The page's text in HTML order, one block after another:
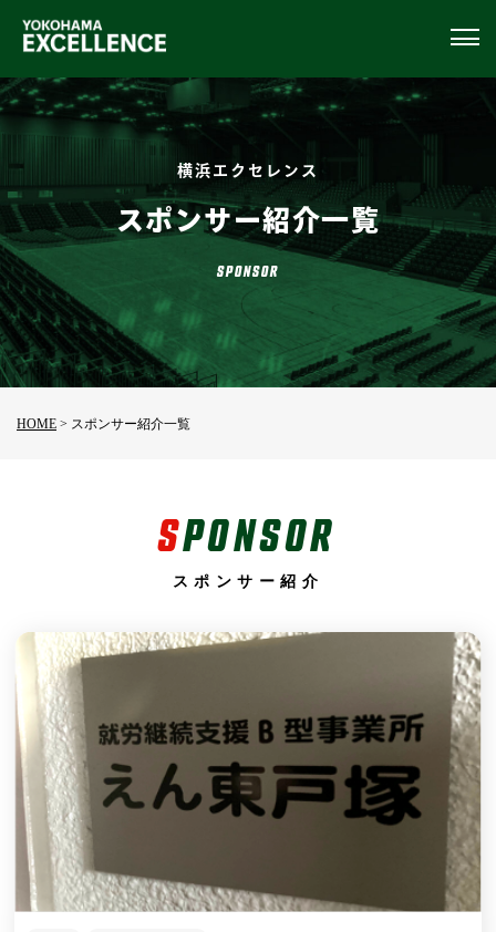
横浜エクセレンス
スポンサー紹介一覧
SPONSOR
HOME > スポンサー紹介一覧
SPONSOR
スポンサー紹介